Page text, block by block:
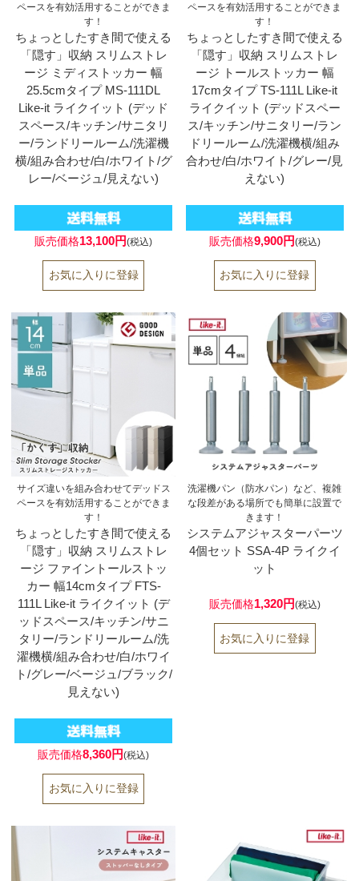
ペースを有効活用することができま
す！
ちょっとしたすき間で使える
「隠す」収納 スリムストレ
ージ ミディストッカー 幅
25.5cmタイプ MS-111DL
Like-it ライクイット (デッド
スペース/キッチン/サニタリ
ー/ランドリールーム/洗濯機
横/組み合わせ/白/ホワイト/グ
レー/ベージュ/見えない)
販売価格13,100円(税込)
ペースを有効活用することができま
す！
ちょっとしたすき間で使える
「隠す」収納 スリムストレ
ージ トールストッカー 幅
17cmタイプ TS-111L Like-it
ライクイット (デッドスペー
ス/キッチン/サニタリー/ラン
ドリールーム/洗濯機横/組み
合わせ/白/ホワイト/グレー/見
えない)
販売価格9,900円(税込)
サイズ違いを組み合わせてデッドス
ペースを有効活用することができま
す！
ちょっとしたすき間で使える
「隠す」収納 スリムストレ
ージ ファイントールストッ
カー 幅14cmタイプ FTS-
111L Like-it ライクイット (デ
ッドスペース/キッチン/サニ
タリー/ランドリールーム/洗
濯機横/組み合わせ/白/ホワイ
ト/グレー/ベージュ/ブラック/
見えない)
販売価格8,360円(税込)
洗濯機パン（防水パン）など、複雑
な段差がある場所でも簡単に設置で
きます！
システムアジャスターパーツ
4個セット SSA-4P ライクイ
ット
販売価格1,320円(税込)